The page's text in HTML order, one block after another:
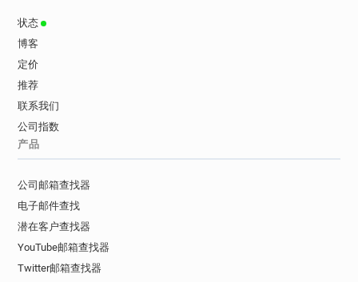
状态
博客
定价
推荐
联系我们
公司指数
产品
公司邮箱查找器
电子邮件查找
潜在客户查找器
YouTube邮箱查找器
Twitter邮箱查找器